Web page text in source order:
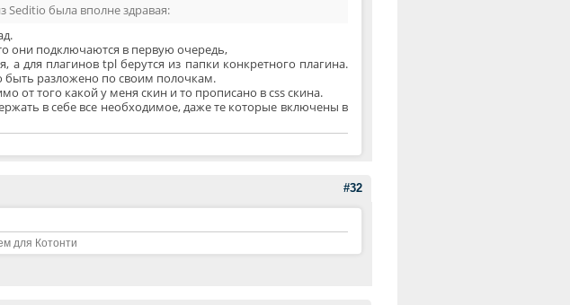
была вполне здравая:
они подключаются в первую очередь,
а для плагинов tpl берутся из папки конкретного плагина.
быть разложено по своим полочкам.
от того какой у меня скин и то прописано в css скина.
в себе все необходимое, даже те которые включены в
#32
для Котонти